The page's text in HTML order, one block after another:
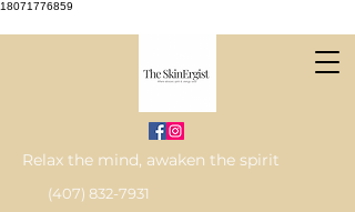
18071776859
Relax the mind, awaken the spirit
(407) 832-7931